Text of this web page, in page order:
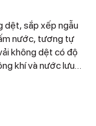
dệt, sắp xếp ngẫu
nước, tương tự
không dệt có độ
khí và nước lưu